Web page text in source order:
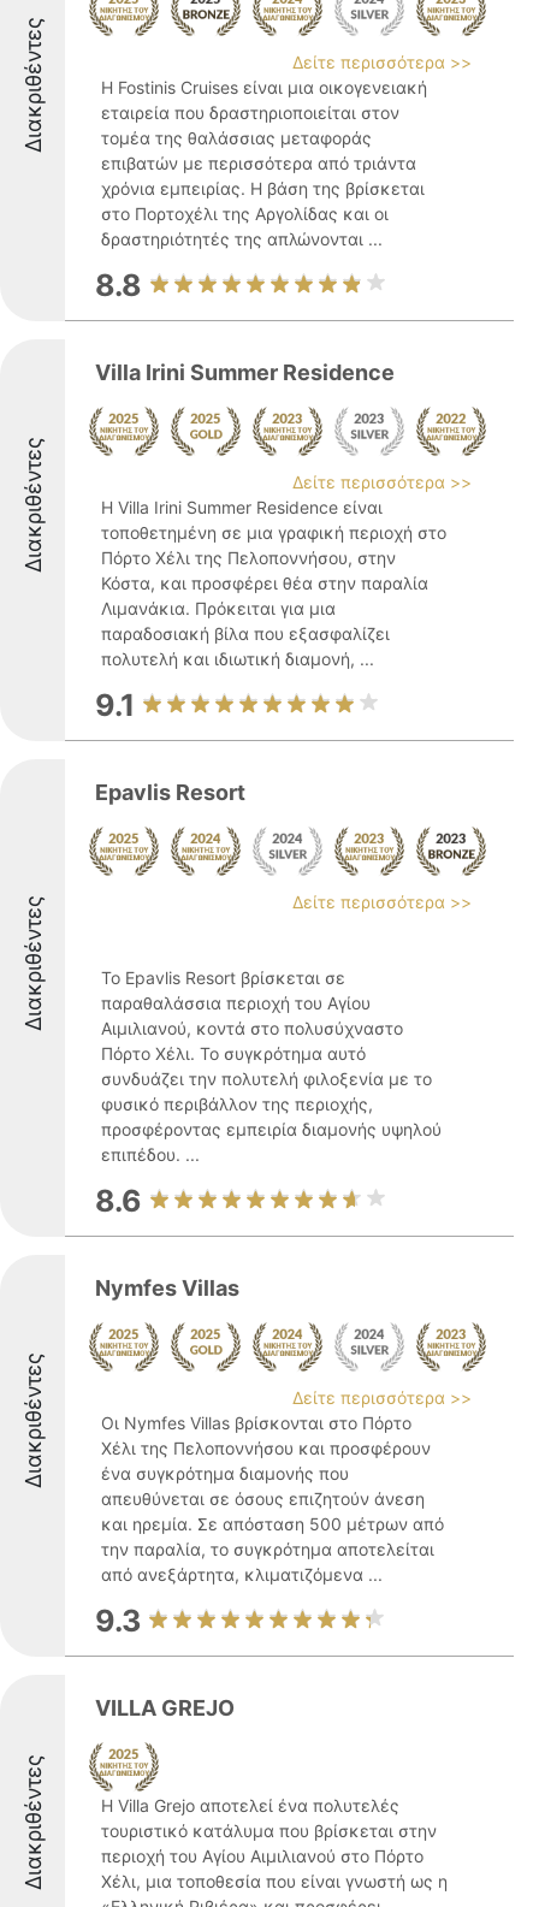
Διακριθέντες
Δείτε περισσότερα >>
Η Fostinis Cruises είναι μια οικογενειακή
εταιρεία που δραστηριοποιείται στον
τομέα της θαλάσσιας μεταφοράς
επιβατών με περισσότερα από τριάντα
χρόνια εμπειρίας. Η βάση της βρίσκεται
στο Πορτοχέλι της Αργολίδας και οι
δραστηριότητές της απλώνονται ...
8.8
Διακριθέντες
Villa Irini Summer Residence
Δείτε περισσότερα >>
Η Villa Irini Summer Residence είναι
τοποθετημένη σε μια γραφική περιοχή στο
Πόρτο Χέλι της Πελοποννήσου, στην
Κόστα, και προσφέρει θέα στην παραλία
Λιμανάκια. Πρόκειται για μια
παραδοσιακή βίλα που εξασφαλίζει
πολυτελή και ιδιωτική διαμονή, ...
9.1
Διακριθέντες
Epavlis Resort
Δείτε περισσότερα >>
Το Epavlis Resort βρίσκεται σε
παραθαλάσσια περιοχή του Αγίου
Αιμιλιανού, κοντά στο πολυσύχναστο
Πόρτο Χέλι. Το συγκρότημα αυτό
συνδυάζει την πολυτελή φιλοξενία με το
φυσικό περιβάλλον της περιοχής,
προσφέροντας εμπειρία διαμονής υψηλού
επιπέδου. ...
8.6
Διακριθέντες
Nymfes Villas
Δείτε περισσότερα >>
Οι Nymfes Villas βρίσκονται στο Πόρτο
Χέλι της Πελοποννήσου και προσφέρουν
ένα συγκρότημα διαμονής που
απευθύνεται σε όσους επιζητούν άνεση
και ηρεμία. Σε απόσταση 500 μέτρων από
την παραλία, το συγκρότημα αποτελείται
από ανεξάρτητα, κλιματιζόμενα ...
9.3
Διακριθέντες
VILLA GREJO
Η Villa Grejo αποτελεί ένα πολυτελές
τουριστικό κατάλυμα που βρίσκεται στην
περιοχή του Αγίου Αιμιλιανού στο Πόρτο
Χέλι, μια τοποθεσία που είναι γνωστή ως η